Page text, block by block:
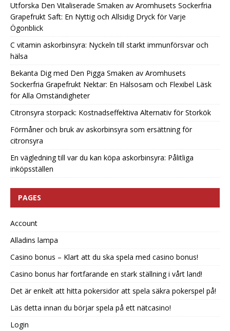
Utforska Den Vitaliserade Smaken av Aromhusets Sockerfria
Grapefrukt Saft: En Nyttig och Allsidig Dryck för Varje
Ögonblick
C vitamin askorbinsyra: Nyckeln till starkt immunförsvar och
hälsa
Bekanta Dig med Den Pigga Smaken av Aromhusets
Sockerfria Grapefrukt Nektar: En Hälsosam och Flexibel Läsk
för Alla Omständigheter
Citronsyra storpack: Kostnadseffektiva Alternativ för Storkök
Förmåner och bruk av askorbinsyra som ersättning för
citronsyra
En vägledning till var du kan köpa askorbinsyra: Pålitliga
inköpsställen
PAGES
Account
Alladins lampa
Casino bonus – Klart att du ska spela med casino bonus!
Casino bonus har fortfarande en stark ställning i vårt land!
Det är enkelt att hitta pokersidor att spela säkra pokerspel på!
Läs detta innan du börjar spela på ett nätcasino!
Login